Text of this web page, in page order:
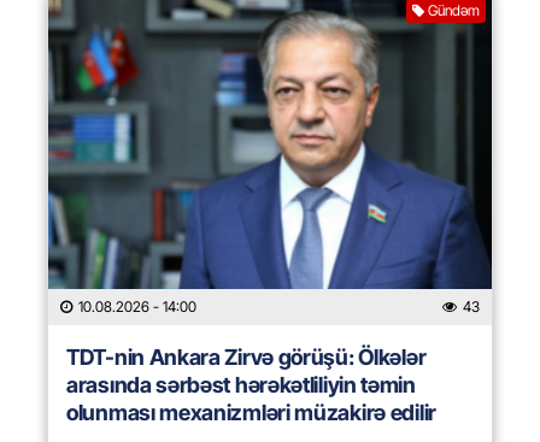
Gündəm
10.08.2026 - 14:00 43
TDT-nin Ankara Zirvə görüşü: Ölkələr
arasında sərbəst hərəkətliliyin təmin
olunması mexanizmləri müzakirə edilir